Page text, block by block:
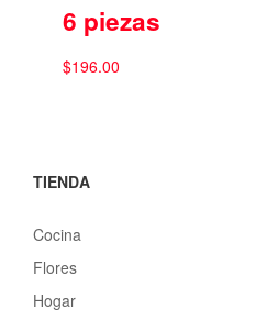
6 piezas
$196.00
TIENDA
Cocina
Flores
Hogar